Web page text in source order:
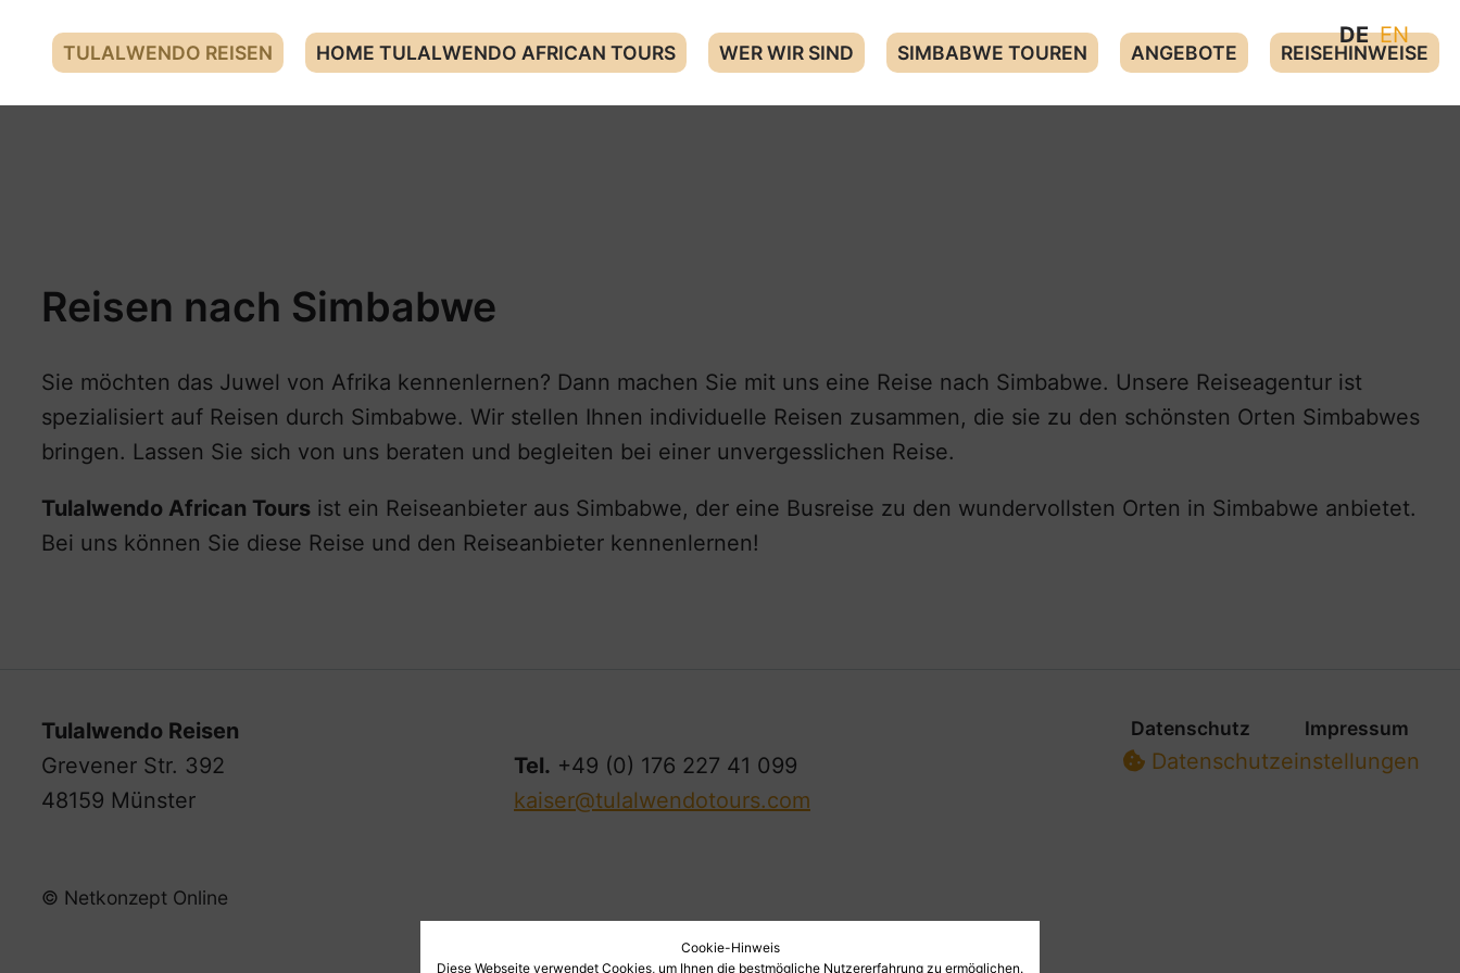
DE EN
TULALWENDO REISEN HOME TULALWENDO AFRICAN TOURS WER WIR SIND SIMBABWE TOUREN ANGEBOTE REISEHINWEISE
Reisen nach Simbabwe
Sie möchten das Juwel von Afrika kennenlernen? Dann machen Sie mit uns eine Reise nach Simbabwe. Unsere Reiseagentur ist
spezialisiert auf Reisen durch Simbabwe. Wir stellen Ihnen individuelle Reisen zusammen, die sie zu den schönsten Orten Simbabwes
bringen. Lassen Sie sich von uns beraten und begleiten bei einer unvergesslichen Reise.
Tulalwendo African Toursist ein Reiseanbieter aus Simbabwe, der eine Busreise zu den wundervollsten Orten in Simbabwe anbietet.
Bei uns können Sie diese Reise und den Reiseanbieter kennenlernen!
Tulalwendo Reisen
Grevener Str. 392
48159 Münster
Tel. +49 (0) 176 227 41 099
kaiser@tulalwendotours.com
Datenschutz Impressum
Datenschutz­einstellungen
© Netkonzept Online
Cookie-Hinweis
Diese Webseite verwendet Cookies, um Ihnen die bestmögliche Nutzererfahrung zu ermöglichen.